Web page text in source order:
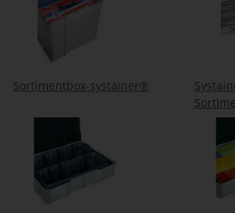
Sortimentbox-systainer®